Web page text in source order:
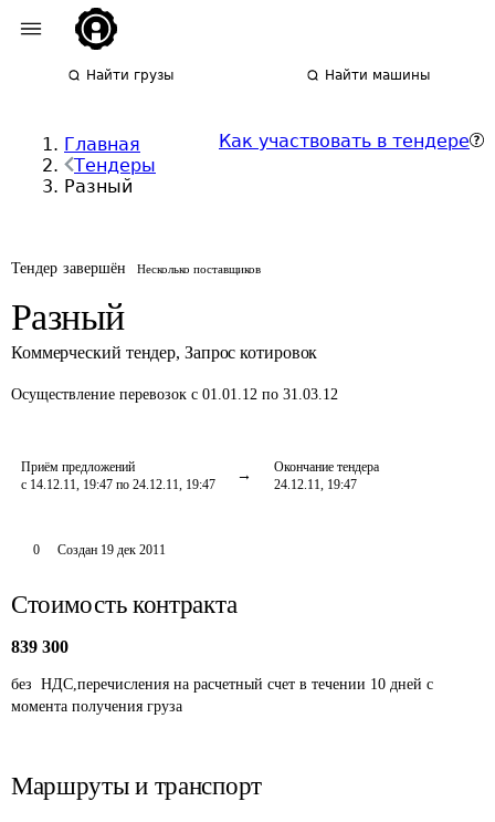
Найти грузы Найти машины
Главная
Тендеры
Разный
Как участвовать в тендере
Тендер завершён Несколько поставщиков
Разный
Коммерческий тендер, Запрос котировок
Осуществление перевозок с 01.01.12 по 31.03.12
Приём предложений
с 14.12.11, 19:47 по 24.12.11, 19:47
Окончание тендера
24.12.11, 19:47
0 Создан 19 дек 2011
Стоимость контракта
839 300
без  НДС,перечисления на расчетный счет в течении 10 дней с
момента получения груза
Маршруты и транспорт